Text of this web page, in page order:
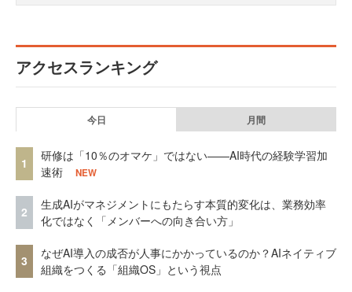
アクセスランキング
今日 月間
1
研修は「10％のオマケ」ではない——AI時代の経験学習加
速術
NEW
2
生成AIがマネジメントにもたらす本質的変化は、業務効率
化ではなく「メンバーへの向き合い方」
3
なぜAI導入の成否が人事にかかっているのか？AIネイティブ
組織をつくる「組織OS」という視点